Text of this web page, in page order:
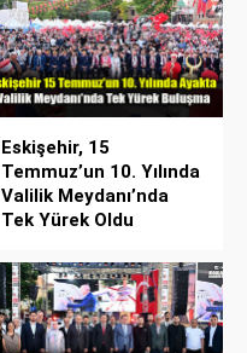
Eskişehir, 15
Temmuz’un 10. Yılında
Valilik Meydanı’nda
Tek Yürek Oldu